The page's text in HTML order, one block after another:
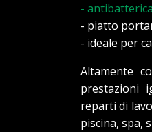
-
- piatto
- ideale per
Altamente
prestazioni
reparti di
piscina, spa,